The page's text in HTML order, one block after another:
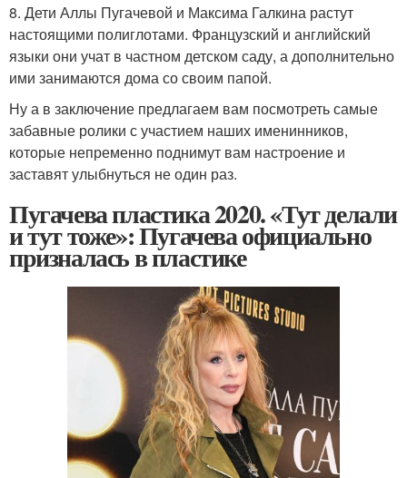
8. Дети Аллы Пугачевой и Максима Галкина растут
настоящими полиглотами. Французский и английский
языки они учат в частном детском саду, а дополнительно
ими занимаются дома со своим папой.
Ну а в заключение предлагаем вам посмотреть самые
забавные ролики с участием наших именинников,
которые непременно поднимут вам настроение и
заставят улыбнуться не один раз.
Пугачева пластика 2020. «Тут делали
и тут тоже»: Пугачева официально
призналась в пластике